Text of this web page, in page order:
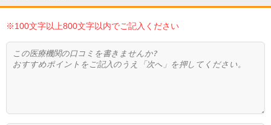
※100文字以上800文字以内でご記入ください